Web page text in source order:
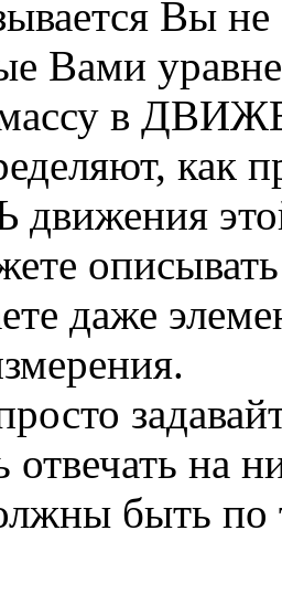
Вы не
Вами
в
как
даже
отвечать на
быть по